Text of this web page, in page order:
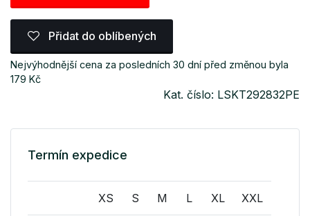
Přidat do oblíbených
Nejvýhodnější cena za posledních 30 dní před změnou byla
179 Kč
Kat. číslo: LSKT292832PE
Termín expedice
XS S M L XL XXL